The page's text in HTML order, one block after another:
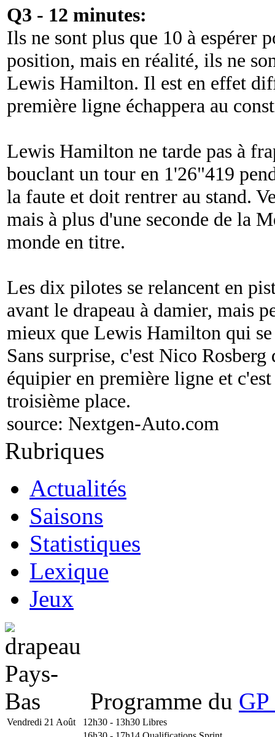
Q3 - 12 minutes:
Ils ne sont plus que 10 à espérer
position, mais en réalité, ils ne
Lewis Hamilton. Il est en effet
première ligne échappera au
Lewis Hamilton ne tarde pas à
bouclant un tour en 1'26"419
la faute et doit rentrer au stand.
mais à plus d'une seconde de la
monde en titre.
Les dix pilotes se relancent en
avant le drapeau à damier, mais
mieux que Lewis Hamilton qui
Sans surprise, c'est Nico Rosberg
équipier en première ligne et
troisième place.
source: Nextgen-Auto.com
Rubriques
Actualités
Saisons
Statistiques
Lexique
Jeux
Programme du
Vendredi 21 Août 12h30 - 13h30 Libres